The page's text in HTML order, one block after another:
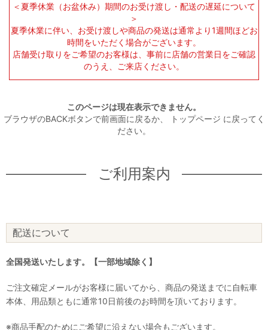
＜夏季休業（お盆休み）期間のお受け渡し・配送の遅延について
＞
夏季休業に伴い、お受け渡しや商品の発送は通常より1週間ほどお
時間をいただく場合がございます。
店舗受け取りをご希望のお客様は、事前に店舗の営業日をご確認
のうえ、ご来店ください。
このページは現在表示できません。
ブラウザのBACKボタンで前画面に戻るか、
トップページ に戻ってく
ださい。
ご利用案内
配送について
全国発送いたします。【一部地域除く】
ご注文確定メールがお客様に届いてから、商品の発送までに自転車
本体、用品類ともに通常10日前後のお時間を頂いております。
※商品手配のためにご希望に沿えない場合もございます。